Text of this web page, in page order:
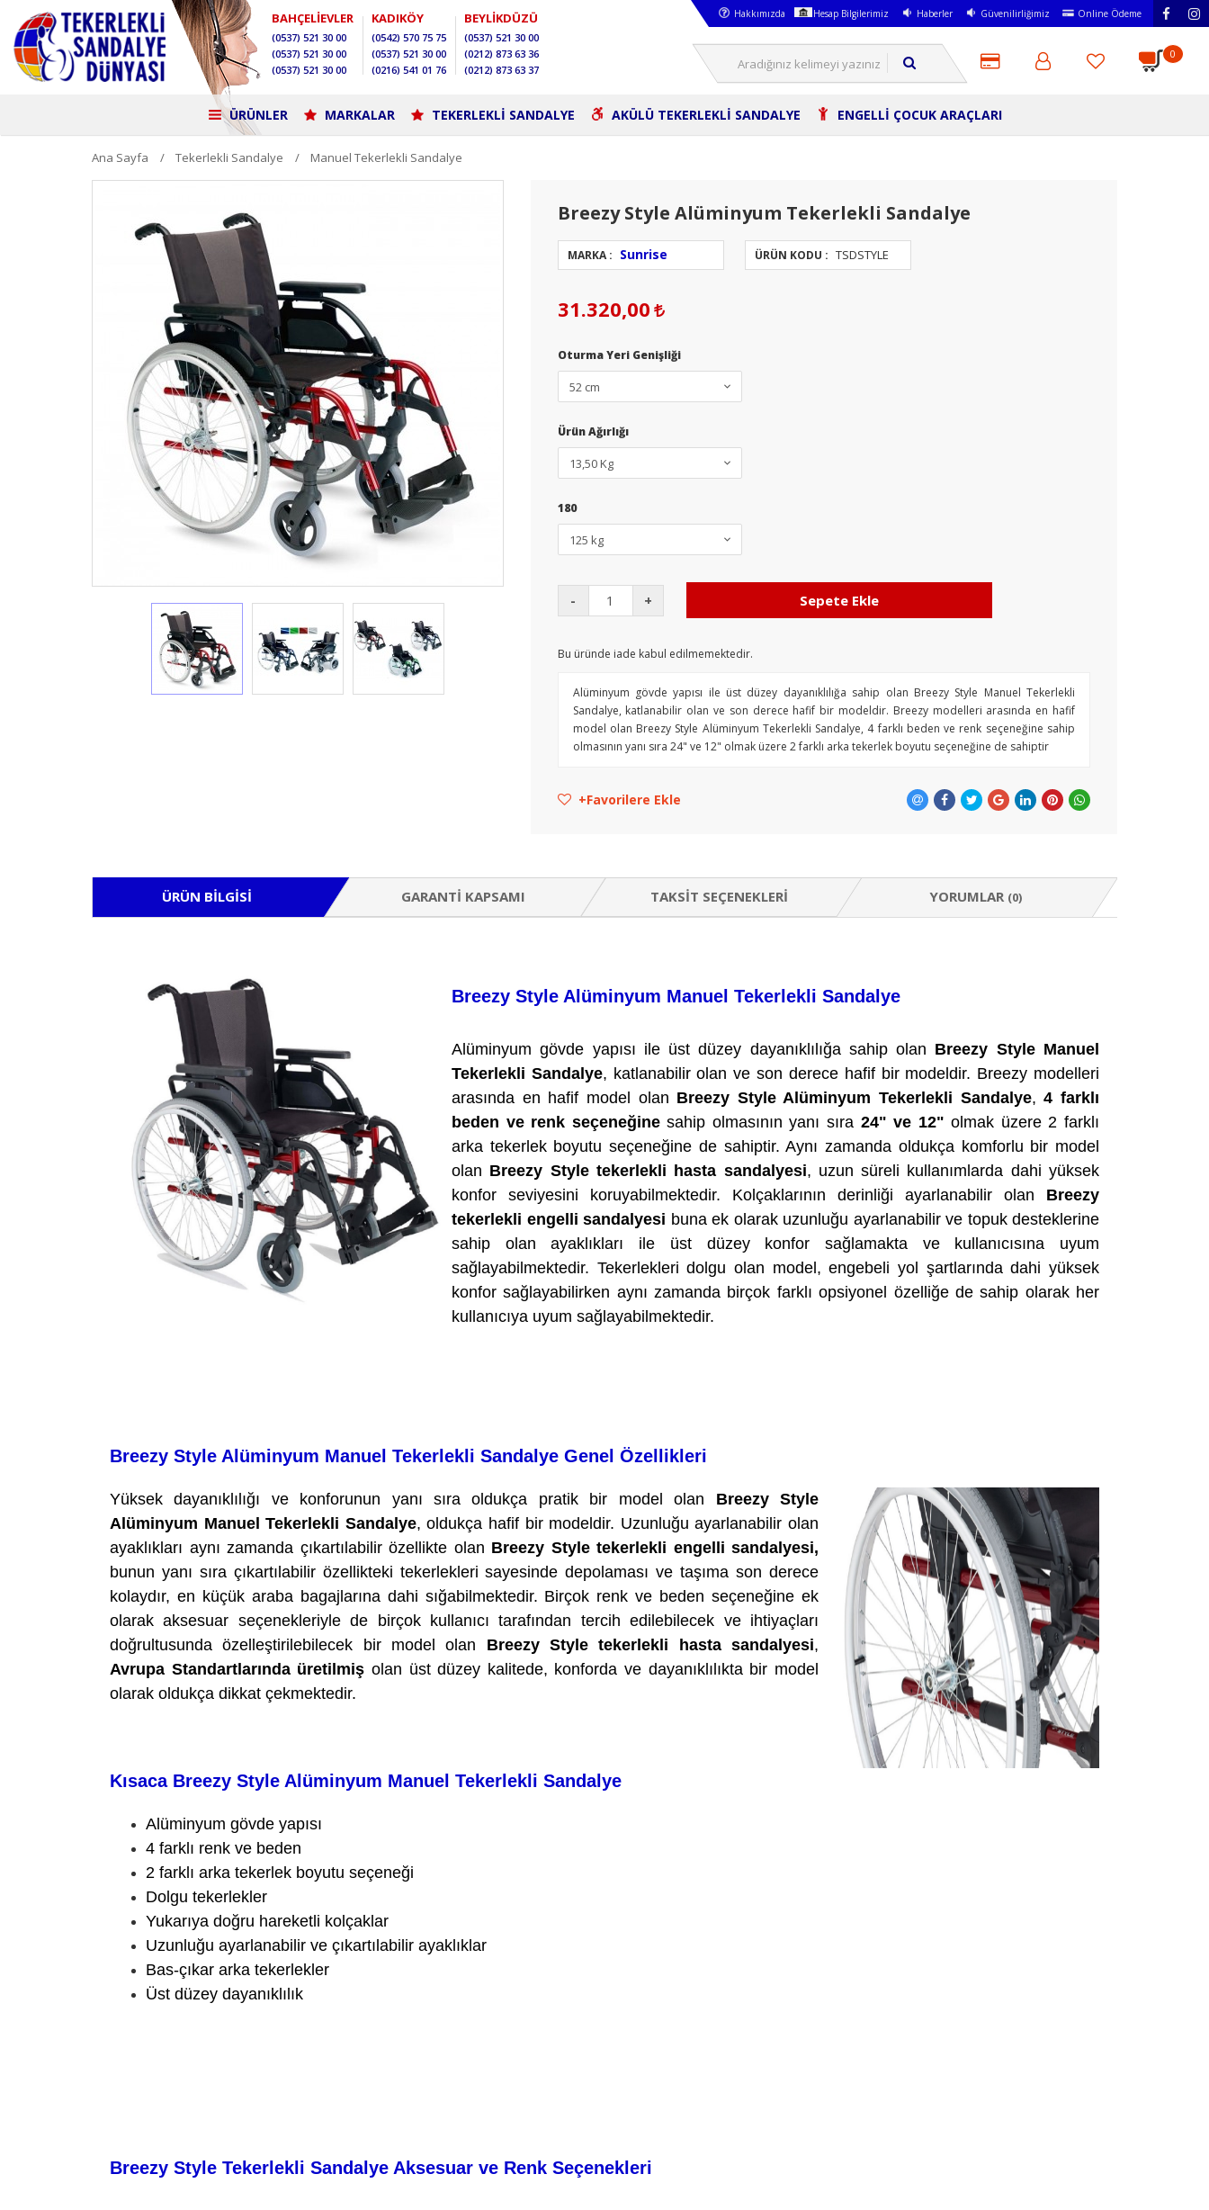
BAHÇELİEVLER
(0537) 521 30 00
(0537) 521 30 00
(0537) 521 30 00
KADIKÖY
(0542) 570 75 75
(0537) 521 30 00
(0216) 541 01 76
BEYLİKDÜZÜ
(0537) 521 30 00
(0212) 873 63 36
(0212) 873 63 37
Hakkımızda Hesap Bilgilerimiz Haberler Güvenilirliğimiz Online Ödeme
0
ÜRÜNLER MARKALAR TEKERLEKLİ SANDALYE AKÜLÜ TEKERLEKLİ SANDALYE ENGELLİ ÇOCUK ARAÇLARI
Ana Sayfa Tekerlekli Sandalye Manuel Tekerlekli Sandalye
Breezy Style Alüminyum Tekerlekli Sandalye
MARKA : Sunrise ÜRÜN KODU : TSDSTYLE
31.320,00
Oturma Yeri Genişliği
Ürün Ağırlığı
180
- + Sepete Ekle
Bu üründe iade kabul edilmemektedir.
Alüminyum gövde yapısı ile üst düzey dayanıklılığa sahip olan Breezy Style Manuel Tekerlekli
Sandalye, katlanabilir olan ve son derece hafif bir modeldir. Breezy modelleri arasında en hafif
model olan Breezy Style Alüminyum Tekerlekli Sandalye, 4 farklı beden ve renk seçeneğine sahip
olmasının yanı sıra 24" ve 12" olmak üzere 2 farklı arka tekerlek boyutu seçeneğine de sahiptir
Favorilere Ekle
ÜRÜN BILGISI GARANTI KAPSAMI TAKSIT SEÇENEKLERI YORUMLAR (0)
Breezy Style Alüminyum Manuel Tekerlekli Sandalye
Alüminyum gövde yapısı ile üst düzey dayanıklılığa sahip olan Breezy Style Manuel
Tekerlekli Sandalye, katlanabilir olan ve son derece hafif bir modeldir. Breezy modelleri
arasında en hafif model olan Breezy Style Alüminyum Tekerlekli Sandalye,4 farklı
beden ve renk seçeneğinesahip olmasının yanı sıra 24" ve 12" olmak üzere 2 farklı
arka tekerlek boyutu seçeneğine de sahiptir. Aynı zamanda oldukça komforlu bir model
olan Breezy Style tekerlekli hasta sandalyesi, uzun süreli kullanımlarda dahi yüksek
konfor seviyesini koruyabilmektedir. Kolçaklarının derinliği ayarlanabilir olan Breezy
tekerlekli engelli sandalyesi buna ek olarak uzunluğu ayarlanabilir ve topuk desteklerine
sahip olan ayaklıkları ile üst düzey konfor sağlamakta ve kullanıcısına uyum
sağlayabilmektedir. Tekerlekleri dolgu olan model, engebeli yol şartlarında dahi yüksek
konfor sağlayabilirken aynı zamanda birçok farklı opsiyonel özelliğe de sahip olarak her
kullanıcıya uyum sağlayabilmektedir.
Breezy Style Alüminyum Manuel Tekerlekli Sandalye Genel Özellikleri
Yüksek dayanıklılığı ve konforunun yanı sıra oldukça pratik bir model olan Breezy Style
Alüminyum Manuel Tekerlekli Sandalye, oldukça hafif bir modeldir. Uzunluğu ayarlanabilir olan
ayaklıkları aynı zamanda çıkartılabilir özellikte olan Breezy Style tekerlekli engelli sandalyesi,
bunun yanı sıra çıkartılabilir özellikteki tekerlekleri sayesinde depolaması ve taşıma son derece
kolaydır, en küçük araba bagajlarına dahi sığabilmektedir. Birçok renk ve beden seçeneğine ek
olarak aksesuar seçenekleriyle de birçok kullanıcı tarafından tercih edilebilecek ve ihtiyaçları
doğrultusunda özelleştirilebilecek bir model olan Breezy Style tekerlekli hasta sandalyesi,
Avrupa Standartlarında üretilmiş olan üst düzey kalitede, konforda ve dayanıklılıkta bir model
olarak oldukça dikkat çekmektedir.
Kısaca Breezy Style Alüminyum Manuel Tekerlekli Sandalye
Alüminyum gövde yapısı
4 farklı renk ve beden
2 farklı arka tekerlek boyutu seçeneği
Dolgu tekerlekler
Yukarıya doğru hareketli kolçaklar
Uzunluğu ayarlanabilir ve çıkartılabilir ayaklıklar
Bas-çıkar arka tekerlekler
Üst düzey dayanıklılık
Breezy Style Tekerlekli Sandalye Aksesuar ve Renk Seçenekleri